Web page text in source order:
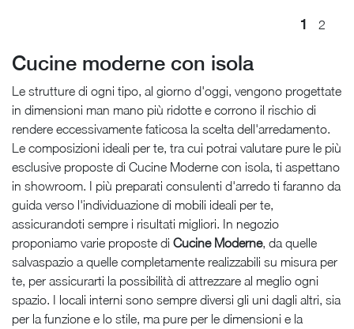
1 2
Cucine moderne con isola
Le strutture di ogni tipo, al giorno d'oggi, vengono progettate
in dimensioni man mano più ridotte e corrono il rischio di
rendere eccessivamente faticosa la scelta dell'arredamento.
Le composizioni ideali per te, tra cui potrai valutare pure le più
esclusive proposte di Cucine Moderne con isola, ti aspettano
in showroom. I più preparati consulenti d'arredo ti faranno da
guida verso l'individuazione di mobili ideali per te,
assicurandoti sempre i risultati migliori. In negozio
proponiamo varie proposte di Cucine Moderne, da quelle
salvaspazio a quelle completamente realizzabili su misura per
te, per assicurarti la possibilità di attrezzare al meglio ogni
spazio. I locali interni sono sempre diversi gli uni dagli altri, sia
per la funzione e lo stile, ma pure per le dimensioni e la